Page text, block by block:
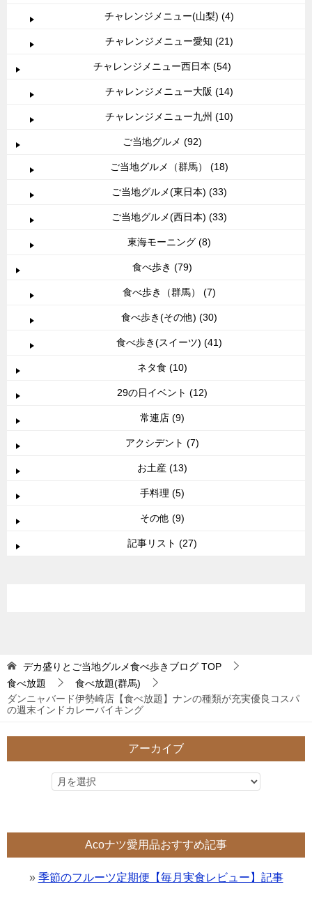
チャレンジメニュー(山梨) (4)
チャレンジメニュー愛知 (21)
チャレンジメニュー西日本 (54)
チャレンジメニュー大阪 (14)
チャレンジメニュー九州 (10)
ご当地グルメ (92)
ご当地グルメ（群馬） (18)
ご当地グルメ(東日本) (33)
ご当地グルメ(西日本) (33)
東海モーニング (8)
食べ歩き (79)
食べ歩き（群馬） (7)
食べ歩き(その他) (30)
食べ歩き(スイーツ) (41)
ネタ食 (10)
29の日イベント (12)
常連店 (9)
アクシデント (7)
お土産 (13)
手料理 (5)
その他 (9)
記事リスト (27)
デカ盛りとご当地グルメ食べ歩きブログ TOP
食べ放題
食べ放題(群馬)
ダンニャバード伊勢崎店【食べ放題】ナンの種類が充実優良コスパ
の週末インドカレーバイキング
アーカイブ
Acoナツ愛用品おすすめ記事
» 季節のフルーツ定期便【毎月実食レビュー】記事